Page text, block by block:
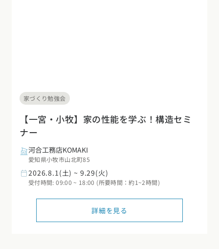
家づくり勉強会
【一宮・小牧】家の性能を学ぶ！構造セミ
ナー
河合工務店KOMAKI
愛知県小牧市山北町85
2026.8.1(土) ~ 9.29(火)
受付時間: 09:00 ~ 18:00 (所要時間：約1~2時間)
詳細を見る